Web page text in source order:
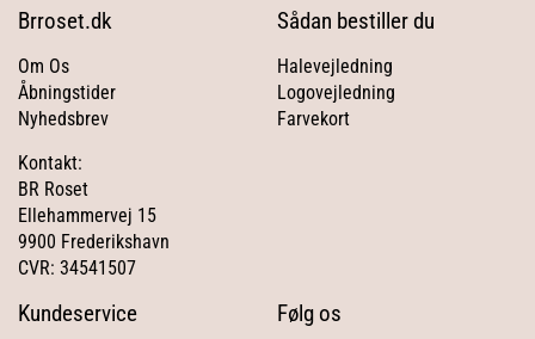
Brroset.dk
Om Os
Åbningstider
Nyhedsbrev
Kontakt:
BR Roset
Ellehammervej 15
9900 Frederikshavn
CVR: 34541507
Sådan bestiller du
Halevejledning
Logovejledning
Farvekort
Kundeservice Følg os